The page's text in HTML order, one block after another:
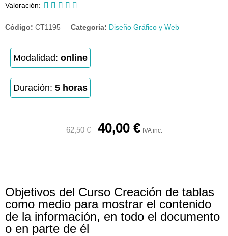
Valoración:     
Código: CT1195 Categoría: Diseño Gráfico y Web
Modalidad: online
Duración: 5 horas
62,50€ 40,00 € IVA inc.
Objetivos del Curso Creación de tablas
como medio para mostrar el contenido
de la información, en todo el documento
o en parte de él